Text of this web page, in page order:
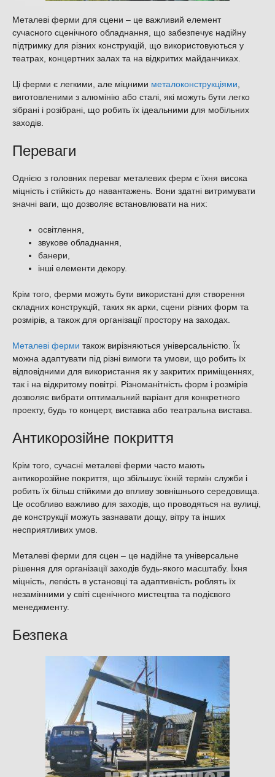
Металеві ферми для сцени – це важливий елемент
сучасного сценічного обладнання, що забезпечує надійну
підтримку для різних конструкцій, що використовуються у
театрах, концертних залах та на відкритих майданчиках.
Ці ферми є легкими, але міцними металоконструкціями
виготовленими з алюмінію або сталі, які можуть бути легко
зібрані і розібрані, що робить їх ідеальними для мобільних
заходів.
Переваги
Однією з головних переваг металевих ферм є їхня висока
міцність і стійкість до навантажень. Вони здатні витримувати
значні ваги, що дозволяє встановлювати на них:
освітлення,
звукове обладнання,
банери,
інші елементи декору.
Крім того, ферми можуть бути використані для створення
складних конструкцій, таких як арки, сцени різних форм та
розмірів, а також для організації простору на заходах.
Металеві ферми також вирізняються універсальністю. Їх
можна адаптувати під різні вимоги та умови, що робить їх
відповідними для використання як у закритих приміщеннях,
так і на відкритому повітрі. Різноманітність форм і розмірів
дозволяє вибрати оптимальний варіант для конкретного
проекту, будь то концерт, виставка або театральна вистава.
Антикорозійне покриття
Крім того, сучасні металеві ферми часто мають
антикорозійне покриття, що збільшує їхній термін служби і
робить їх більш стійкими до впливу зовнішнього середовища.
Це особливо важливо для заходів, що проводяться на вулиці,
де конструкції можуть зазнавати дощу, вітру та інших
несприятливих умов.
Металеві ферми для сцен – це надійне та універсальне
рішення для організації заходів будь-якого масштабу. Їхня
міцність, легкість в установці та адаптивність роблять їх
незамінними у світі сценічного мистецтва та подієвого
менеджменту.
Безпека